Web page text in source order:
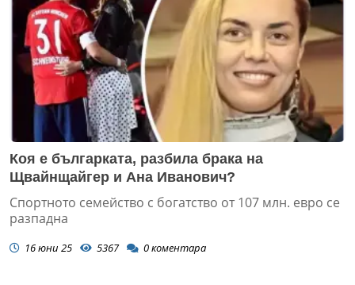
Коя е българката, разбила брака на
Щвайнщайгер и Ана Иванович?
Спортното семейство с богатство от 107 млн. евро се
разпадна
16 юни 25 5367 0коментара